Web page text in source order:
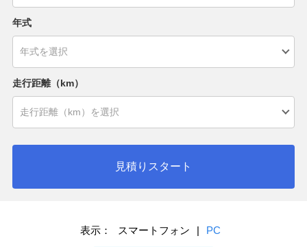
年式
走行距離（km）
見積りスタート
表示： スマートフォン | PC